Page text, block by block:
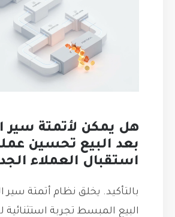
هل يمكن لأتمتة سير
بعد البيع تحسين
استقبال العملاء
بالتأكيد. يخلق نظام أتمتة
البيع المبسط تجربة استثنائية